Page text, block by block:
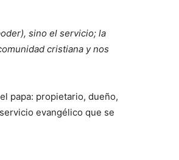
sino el servicio; la
cristiana y nos
papa: propietario, dueño,
evangélico que se